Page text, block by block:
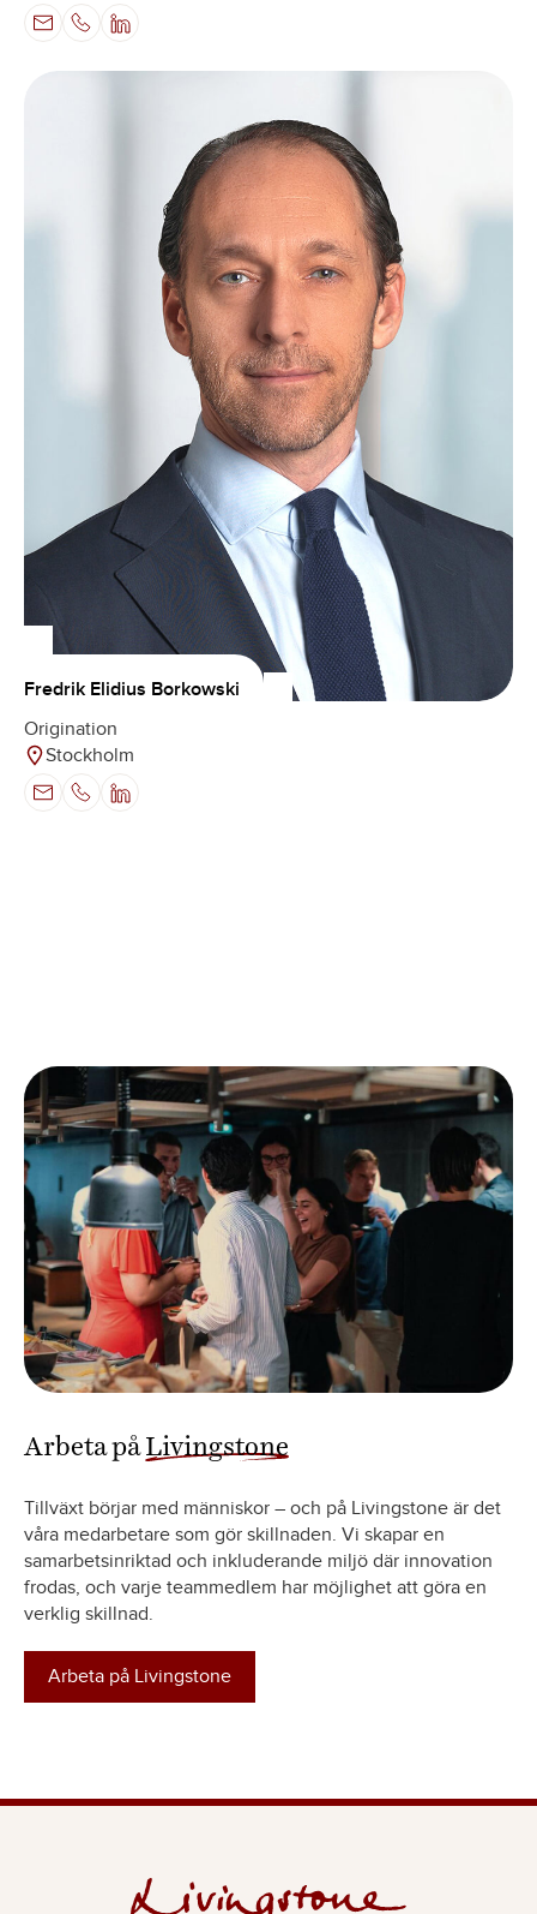
Fredrik Elidius Borkowski
Origination
Stockholm
Arbeta på Livingstone
Tillväxt börjar med människor – och på Livingstone är det
våra medarbetare som gör skillnaden. Vi skapar en
samarbetsinriktad och inkluderande miljö där innovation
frodas, och varje teammedlem har möjlighet att göra en
verklig skillnad.
Arbeta på Livingstone